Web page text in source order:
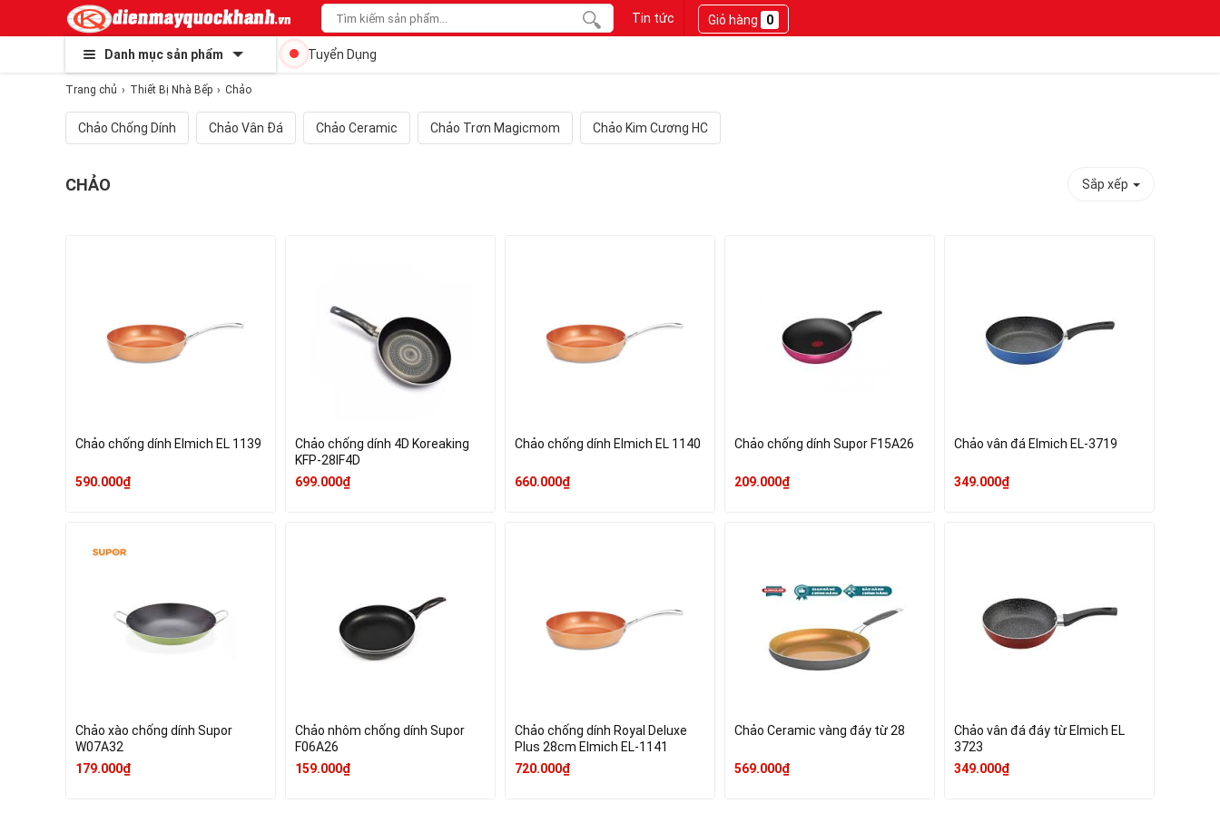
Tin tức Giỏ hàng 0
Danh mục sản phẩm Tuyển Dụng
Trang chủ Thiết Bị Nhà Bếp Chảo
Chảo Chống Dính Chảo Vân Đá Chảo Ceramic Chảo Trơn Magicmom Chảo Kim Cương HC
CHẢO Sắp xếp
Chảo chống dính Elmich EL 1139
590.000₫
Chảo chống dính 4D Koreaking
KFP-28IF4D
699.000₫
Chảo chống dính Elmich EL 1140
660.000₫
Chảo chống dính Supor F15A26
209.000₫
Chảo vân đá Elmich EL-3719
349.000₫
Chảo xào chống dính Supor
W07A32
179.000₫
Chảo nhôm chống dính Supor
F06A26
159.000₫
Chảo chống dính Royal Deluxe
Plus 28cm Elmich EL-1141
720.000₫
Chảo Ceramic vàng đáy từ 28
569.000₫
Chảo vân đá đáy từ Elmich EL
3723
349.000₫